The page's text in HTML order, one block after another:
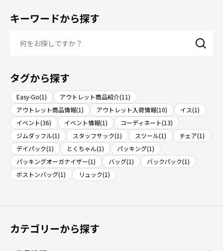
キーワードから探す
タグから探す
Easy-Go(1)
アウトレット商品紹介(11)
アウトレット商品情報(1)
アウトレット入荷情報(10)
イス(1)
イベント(36)
イベント情報(1)
コーディネート(13)
ジムダッフル(1)
スタッフサック(1) スツール(1)
チェア(1)
デイパック(1)
とくちゃん(1)
パッキング(1)
パッキングオーガナイザー(1)
バッグ(1)
バックパック(1)
ボストンバッグ(1)
リュック(1)
カテゴリーから探す